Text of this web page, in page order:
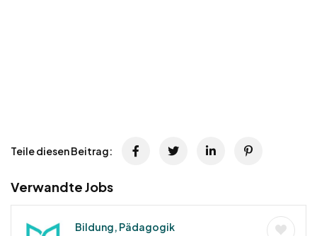
Teile diesen Beitrag:
Verwandte Jobs
Bildung, Pädagogik